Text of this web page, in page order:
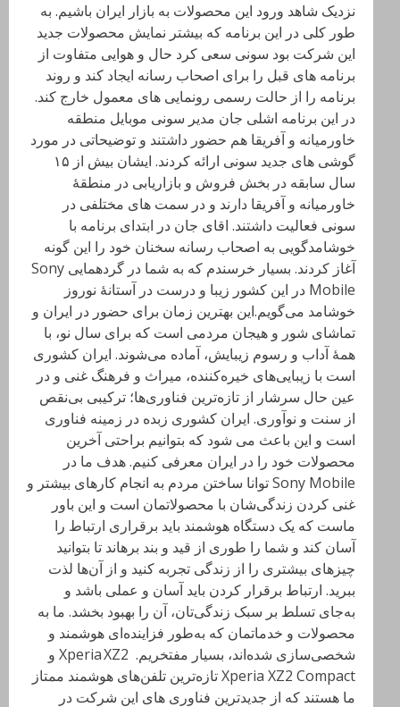
نزدیک شاهد ورود این محصولات به بازار ایران باشیم. به
طور کلی در این برنامه که بیشتر نمایش محصولات جدید
این شرکت بود سونی سعی کرد حال و هوایی متفاوت از
برنامه های قبل را برای اصحاب رسانه ایجاد کند و روند
برنامه را از حالت رسمی رونمایی های معمول خارج کند.
در این برنامه اشلی جان مدیر سونی موبایل منطقه
خاورمیانه و آفریقا هم حضور داشتند و توضیحاتی در مورد
گوشی های جدید سونی ارائه کردند. ایشان بیش از ۱۵
سال سابقه در بخش فروش و بازاریابی در منطقهٔ
خاورمیانه و آفریقا دارند و در سمت های مختلفی در
سونی فعالیت داشتند. اقای جان در ابتدای برنامه با
خوشامدگویی به اصحاب رسانه سخنان خود را این گونه
آغاز کردند. بسیار خرسندم که به شما در گردهمایی Sony
Mobile در این کشور زیبا و درست در آستانهٔ نوروز
خوشامد می‌گویم.این بهترین زمان برای حضور در ایران و
تماشای شور و هیجان مردمی است که برای سال نو، با
همهٔ آداب و رسوم زیبایش، آماده‌ می‌شوند. ایران کشوری
است با زیبایی‌های خیره‌کننده، میراث و فرهنگ غنی و در
عین حال سرشار از تازه‌ترین فناوری‌ها؛ ترکیبی بی‌نقص
از سنت و نوآوری. ایران کشوری زبده در زمینه فناوری
است و این باعث می شود که بتوانیم براحتی آخرین
محصولات خود را در ایران معرفی کنیم. هدف ما در
Sony Mobile توانا ساختن مردم به انجام کارهای بیشتر و
غنی کردن زندگی‌شان با محصولاتمان است و این باور
ماست که یک دستگاه هوشمند باید برقراری ارتباط را
آسان کند و شما را طوری از قید و بند برهاند تا بتوانید
چیزهای بیشتری را از زندگی تجربه کنید و از آن‌ها لذت
ببرید. ارتباط برقرار کردن باید آسان و عملی باشد و
به‌جای تسلط بر سبک زندگی‌تان، آن را بهبود بخشد. ما به
محصولات و خدماتمان که به‌طور فزاینده‌ای هوشمند و
شخصی‌سازی شده‌اند، بسیار مفتخریم. Xperia XZ2 و
Xperia XZ2 Compact تازه‌ترین تلفن‌های هوشمند ممتاز
ما هستند که از جدیدترین فناوری های این شرکت در